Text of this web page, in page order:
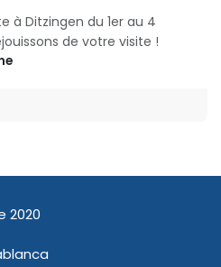
à Ditzingen du 1er au 4
de votre visite !
2020